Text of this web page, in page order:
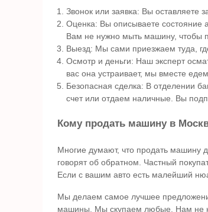
Звонок или заявка: Вы оставляете
Оценка: Вы описываете состояние
Вам не нужно мыть машину, чтобы
Выезд: Мы сами приезжаем туда,
Осмотр и деньги: Наш эксперт
вас она устраивает, мы вместе
Безопасная сделка: В отделении
счет или отдаем наличные. Вы
Кому продать машину в
Многие думают, что продать машину
говорят об обратном. Частный
Если с вашим авто есть малейший
Мы делаем самое лучшее
машины. Мы скупаем любые. Нам не